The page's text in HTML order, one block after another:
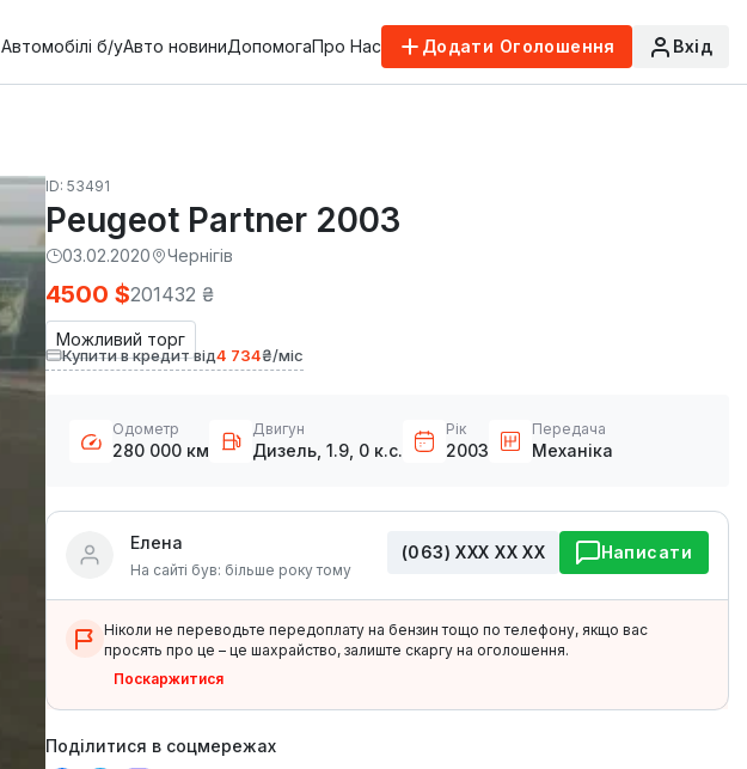
Автомобілі б/уАвто новиниДопомогаПро Нас Додати Оголошення Вхід
ID: 53491
Peugeot Partner 2003
03.02.2020 Чернігів
Можливий торг
4500 $201432 ₴
Купити в кредит від4 734₴/міс
Одометр
280 000 км
Двигун
Дизель, 1.9, 0 к.с.
Рік
2003
Передача
Механіка
Елена
На сайті був: більше року тому
(063) ХХХ ХХ ХХ Написати
Ніколи не переводьте передоплату на бензин тощо по телефону, якщо вас
просять про це – це шахрайство, залиште скаргу на оголошення.
Поскаржитися
Поділитися в соцмережах